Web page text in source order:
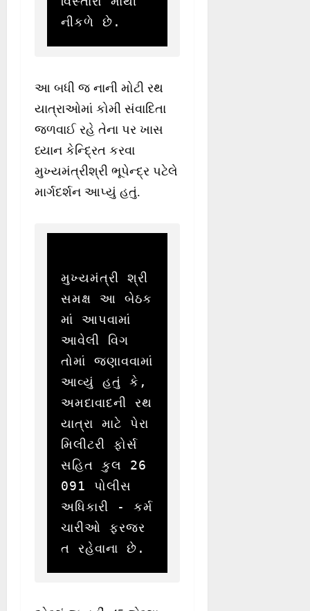
નીકળે છે.
આ બધી જ નાની મોટી રથ
યાત્રાઓમાં કોમી સંવાદિતા
જળવાઈ રહે તેના પર ખાસ
ધ્યાન કેન્દ્રિત કરવા
મુખ્યમંત્રીશ્રી ભૂપેન્દ્ર પટેલે
માર્ગદર્શન આપ્યું હતું.
મુખ્યમંત્રી શ્રી
સમક્ષ આ બેઠક
માં આપવામાં
આવેલી વિગ
તોમાં જણાવવામાં
આવ્યું હતું કે,
અમદાવાદની રથ
યાત્રા માટે પેરા
મિલીટરી ફોર્સ
સહિત કુલ 26
091 પોલીસ
અધિકારી - કર્મ
ચારીઓ ફરજર